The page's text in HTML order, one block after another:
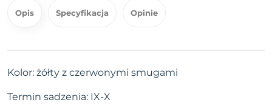
Opis Specyfikacja Opinie
Kolor: żółty z czerwonymi smugami
Termin sadzenia: IX-X